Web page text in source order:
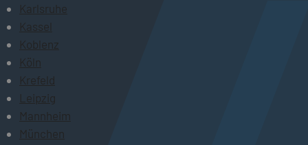
Karlsruhe
Kassel
Koblenz
Köln
Krefeld
Leipzig
Mannheim
München